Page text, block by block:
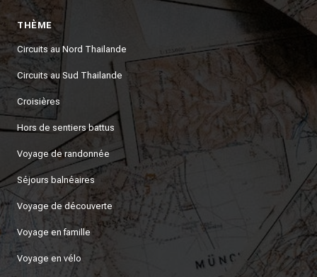
THÈME
Circuits au Nord Thailande
Circuits au Sud Thailande
Croisières
Hors de sentiers battus
Voyage de randonnée
Séjours balnéaires
Voyage de découverte
Voyage en famille
Voyage en vélo